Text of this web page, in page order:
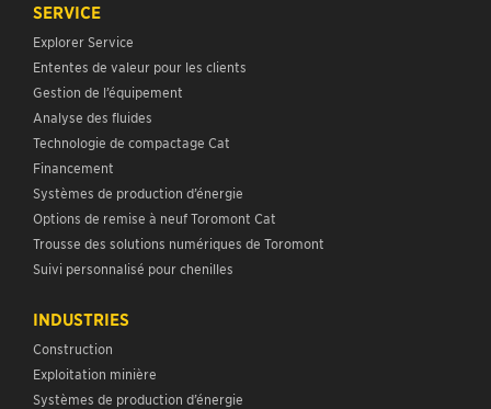
SERVICE
Explorer Service
Ententes de valeur pour les clients
Gestion de l’équipement
Analyse des fluides
Technologie de compactage Cat
Financement
Systèmes de production d’énergie
Options de remise à neuf Toromont Cat
Trousse des solutions numériques de Toromont
Suivi personnalisé pour chenilles
INDUSTRIES
Construction
Exploitation minière
Systèmes de production d’énergie